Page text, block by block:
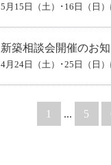
5月15日（土）･16日（日
新築相談会開催のお
4月24日（土）･25日（日
1 ... 5